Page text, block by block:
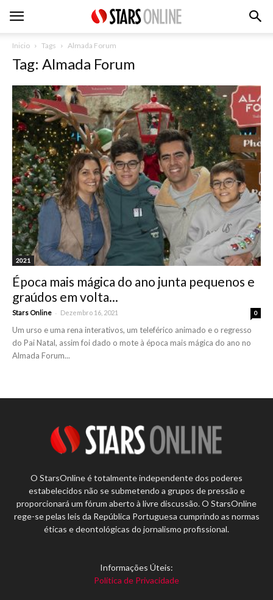
Inicio Tags Almada Forum
Tag: Almada Forum
2021
Época mais mágica do ano junta pequenos e
graúdos em volta...
Stars Online - Dezembro 16, 2021 0
Um urso e uma rena interativos, um teleférico animado e o regresso
do Pai Natal, assim foi dado o mote à época mais mágica do ano no
Almada Forum...
O StarsOnline é totalmente independente dos poderes
estabelecidos não se submetendo a grupos de pressão e
proporcionará um fórum aberto à livre discussão. O StarsOnline
rege-se pelas leis da República Portuguesa cumprindo as normas
éticas e deontológicas do jornalismo profissional.
Informações Úteis:
Política de Privacidade